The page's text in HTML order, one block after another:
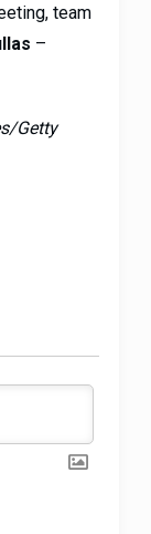
team
–
Getty